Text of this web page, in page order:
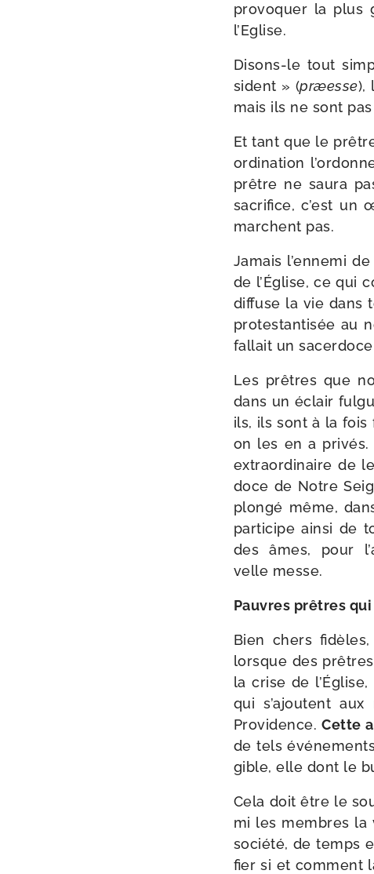
pro­vo­quer la plus
l’Eglise.
Disons-​le tout
sident » (præesse),
mais ils ne sont
Et tant que le
ordi­na­tion
prêtre ne sau­ra
sacri­fice, c’est un
marchent pas.
Jamais l’ennemi
de l’Église, ce qui
dif­fuse la vie dans
pro­tes­tan­ti­sée au
fal­lait un
Les prêtres que
dans un éclair
ils, ils sont à la
on les en a
extra­or­di­naire de
doce de Notre
plon­gé même,
par­ti­cipe ain­si de
des âmes, pour
velle messe.
Pauvres prêtres qui
Bien chers
lorsque des
la crise de
qui s’ajoutent
Providence.Cette
de tels
gible, elle dont le
Cela doit être le
mi les membres la
socié­té, de temps
fier si et com­ment